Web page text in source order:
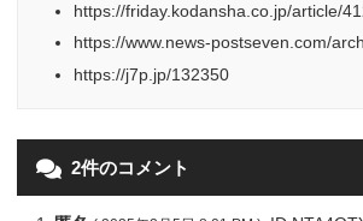
https://friday.kodansha.co.jp/article/
https://www.news-postseven.com/
https://j7p.jp/132350
2件のコメント